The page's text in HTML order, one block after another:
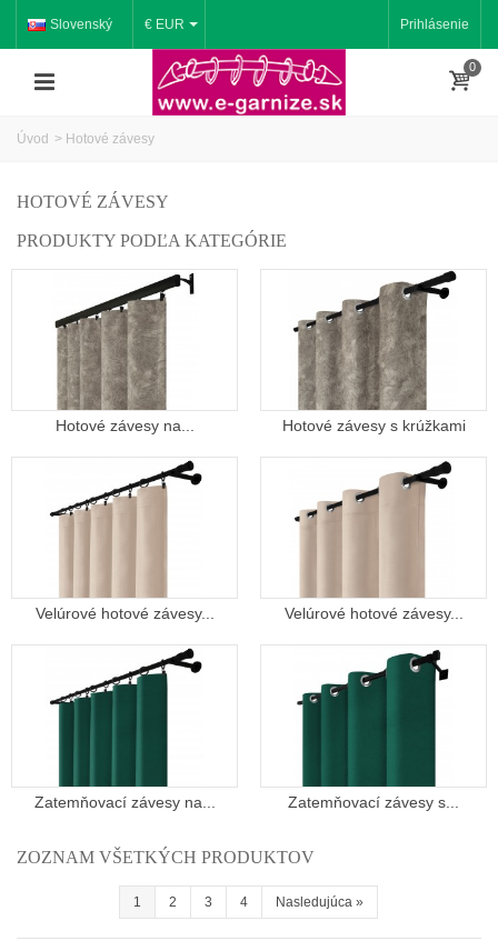
Slovenský Prihlásenie
€ EUR
0
Úvod > Hotové závesy
HOTOVÉ ZÁVESY
PRODUKTY PODĽA KATEGÓRIE
Hotové závesy na... Hotové závesy s krúžkami
Velúrové hotové závesy... Velúrové hotové závesy...
Zatemňovací závesy na... Zatemňovací závesy s...
ZOZNAM VŠETKÝCH PRODUKTOV
1 2 3 4 Nasledujúca »